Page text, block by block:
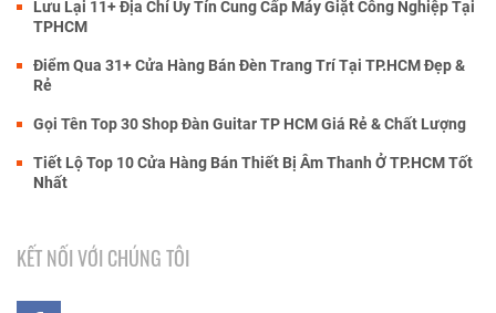
Lưu Lại 11+ Địa Chỉ Uy Tín Cung Cấp Máy Giặt Công Nghiệp Tại
TPHCM
Điểm Qua 31+ Cửa Hàng Bán Đèn Trang Trí Tại TP.HCM Đẹp &
Rẻ
Gọi Tên Top 30 Shop Đàn Guitar TP HCM Giá Rẻ & Chất Lượng
Tiết Lộ Top 10 Cửa Hàng Bán Thiết Bị Âm Thanh Ở TP.HCM Tốt
Nhất
KẾT NỐI VỚI CHÚNG TÔI